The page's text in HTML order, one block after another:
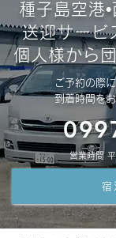
種子島空港
送迎サービ
個人様から
ご予約の際
到着時間を
営業時間
宿